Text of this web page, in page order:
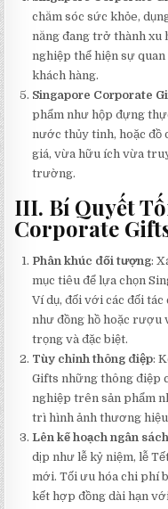
chăm sóc sức khỏe,
năng đang trở thành xu
nghiệp thể hiện sự
khách hàng.
Singapore Corporate
phẩm như hộp đựng
nước thủy tinh, hoặc đồ
giá, vừa hữu ích vừa
trường.
III. Bí Quyết
Corporate
Phân khúc đối tượng:
mục tiêu để lựa chọn
Ví dụ, đối với các đối
như đồng hồ hoặc rượu
trọng và đặc biệt.
Tùy chỉnh thông điệp:
Gifts những thông điệp
nghiệp trên sản phẩm
trì hình ảnh thương
Lên kế hoạch ngân
dịp như lễ kỷ niệm, lễ
mới. Tối ưu hóa chi phí
kết hợp đồng dài hạn